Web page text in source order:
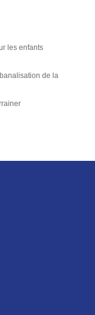
les enfants
de la